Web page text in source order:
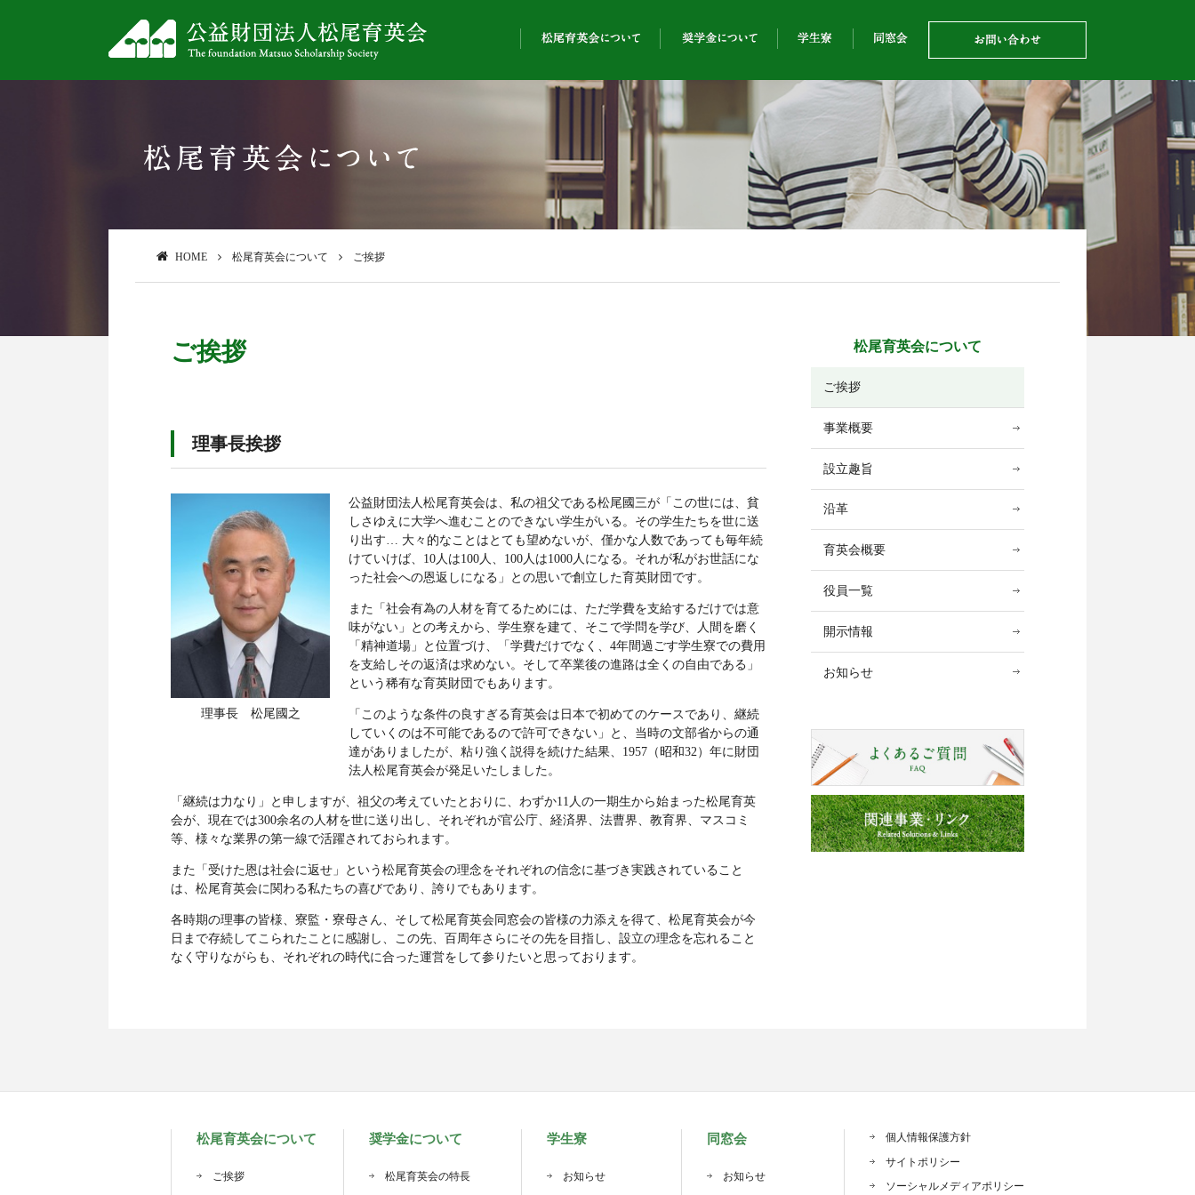
HOME 松尾育英会について ご挨拶
ご挨拶
理事長挨拶
理事長 松尾國之
公益財団法人松尾育英会は、私の祖父である松尾國三が「この世には、貧
しさゆえに大学へ進むことのできない学生がいる。その学生たちを世に送
り出す… 大々的なことはとても望めないが、僅かな人数であっても毎年続
けていけば、10人は100人、100人は1000人になる。それが私がお世話にな
った社会への恩返しになる」との思いで創立した育英財団です。
また「社会有為の人材を育てるためには、ただ学費を支給するだけでは意
味がない」との考えから、学生寮を建て、そこで学問を学び、人間を磨く
「精神道場」と位置づけ、「学費だけでなく、4年間過ごす学生寮での費用
を支給しその返済は求めない。そして卒業後の進路は全くの自由である」
という稀有な育英財団でもあります。
「このような条件の良すぎる育英会は日本で初めてのケースであり、継続
していくのは不可能であるので許可できない」と、当時の文部省からの通
達がありましたが、粘り強く説得を続けた結果、1957（昭和32）年に財団
法人松尾育英会が発足いたしました。
「継続は力なり」と申しますが、祖父の考えていたとおりに、わずか11人の一期生から始まった松尾育英
会が、現在では300余名の人材を世に送り出し、それぞれが官公庁、経済界、法曹界、教育界、マスコミ
等、様々な業界の第一線で活躍されておられます。
また「受けた恩は社会に返せ」という松尾育英会の理念をそれぞれの信念に基づき実践されていること
は、松尾育英会に関わる私たちの喜びであり、誇りでもあります。
各時期の理事の皆様、寮監・寮母さん、そして松尾育英会同窓会の皆様の力添えを得て、松尾育英会が今
日まで存続してこられたことに感謝し、この先、百周年さらにその先を目指し、設立の理念を忘れること
なく守りながらも、それぞれの時代に合った運営をして参りたいと思っております。
松尾育英会について
ご挨拶
事業概要
設立趣旨
沿革
育英会概要
役員一覧
開示情報
お知らせ
松尾育英会について
ご挨拶
奨学金について
松尾育英会の特長
学生寮
お知らせ
同窓会
お知らせ
個人情報保護方針
サイトポリシー
ソーシャルメディアポリシー